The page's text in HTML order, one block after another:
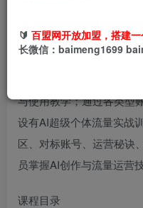
AI+超级个体应用课：课
DeepSeek、MJ、
与使用教学；通过各类型
设有AI超级个体流量实战
区、对标账号、运营秘诀
员掌握AI创作与流量运营技
课程目录
🔰 百盟网开放加盟，搭建
长微信：baimeng1699